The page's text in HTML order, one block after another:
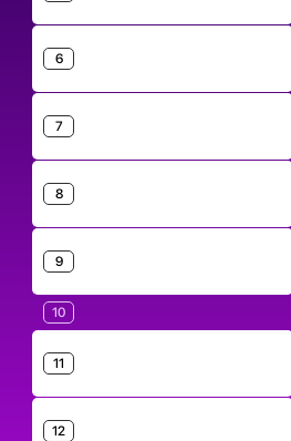
6
7
8
9
10
11
12